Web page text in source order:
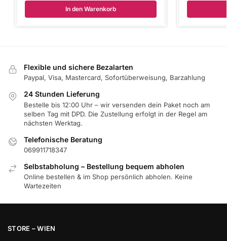
In den Warenkorb
Flexible und sichere Bezalarten
Paypal, Visa, Mastercard, Sofortüberweisung, Barzahlung
24 Stunden Lieferung
Bestelle bis 12:00 Uhr – wir versenden dein Paket noch am
selben Tag mit DPD. Die Zustellung erfolgt in der Regel am
nächsten Werktag.
Telefonische Beratung
069911718347
Selbstabholung – Bestellung bequem abholen
Online bestellen & im Shop persönlich abholen. Keine
Wartezeiten
STORE – WIEN